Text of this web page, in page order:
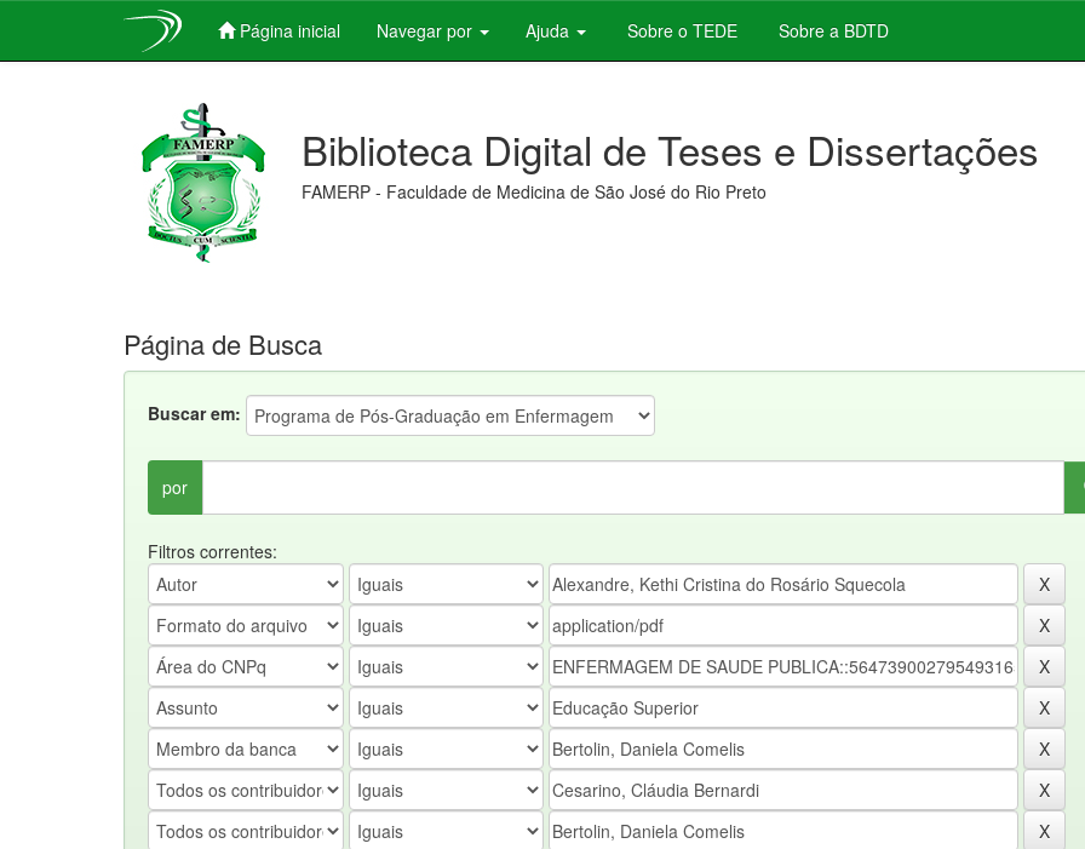
Página inicial Navegar por Ajuda Sobre o TEDE Sobre a BDTD
Biblioteca Digital de Teses e Dissertações
FAMERP - Faculdade de Medicina de São José do Rio Preto
Página de Busca
Buscar em:
por
Filtros correntes: